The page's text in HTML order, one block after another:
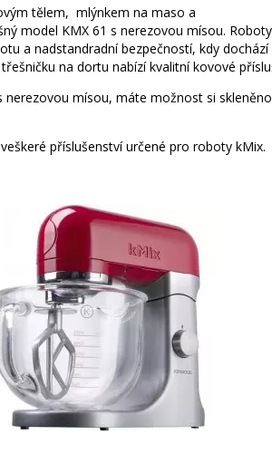
tělem, mlýnkem na maso a
model KMX 61 s nerezovou mísou.
a nadstandradní bezpečností, kdy
na dortu nabízí kvalitní kovové
mísou, máte možnost si
příslušenství určené pro roboty kMix.